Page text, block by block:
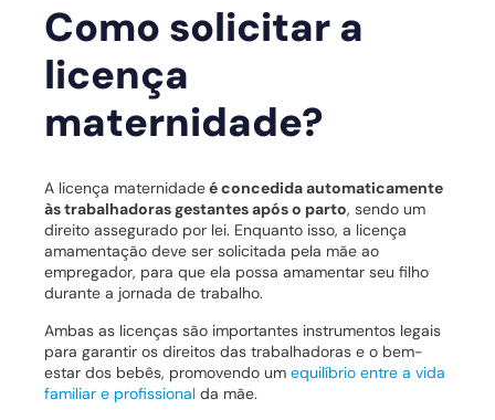
Como solicitar a
licença
maternidade?
A licença maternidadeé concedida automaticamente
às trabalhadoras gestantes após o parto, sendo um
direito assegurado por lei. Enquanto isso, a licença
amamentação deve ser solicitada pela mãe ao
empregador, para que ela possa amamentar seu filho
durante a jornada de trabalho.
Ambas as licenças são importantes instrumentos legais
para garantir os direitos das trabalhadoras e o bem-
estar dos bebês, promovendo um equilíbrio entre a vida
familiar e profissional da mãe.